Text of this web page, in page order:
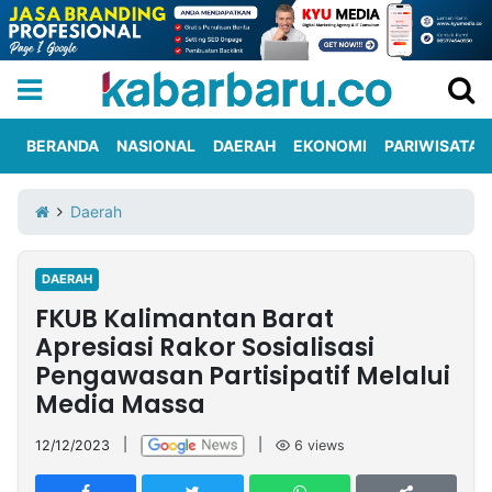
Iklan
Berita
Kami
Nasional
International
Olahraga
Entertainment
Daerah
Pariwisata
Kuliner
Kolom
Network
PT
TREETAN
BERANDA NASIONAL DAERAH EKONOMI PARIWISATA
Daerah
DAERAH
FKUB Kalimantan Barat
Apresiasi Rakor Sosialisasi
Pengawasan Partisipatif Melalui
Media Massa
12/12/2023 6 views